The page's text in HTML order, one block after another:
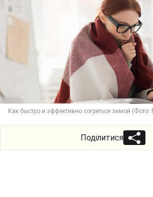
Как быстро и эффективно согреться зимой (Фото:
Поділитися